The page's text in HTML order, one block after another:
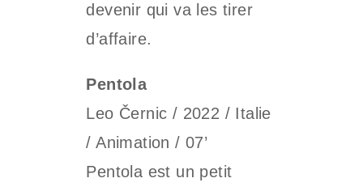
devenir qui va les tirer
d’affaire.
Pentola
Leo Černic / 2022 / Italie
/ Animation / 07’
Pentola est un petit